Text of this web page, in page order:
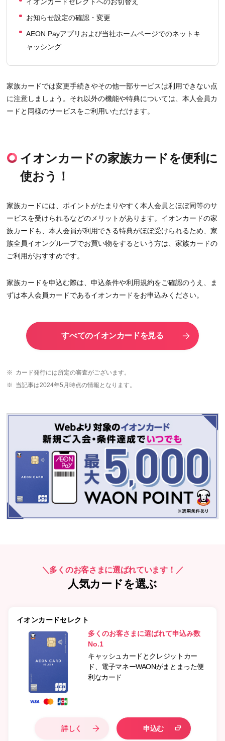
イオンカードセレクトへのお切替え
お知らせ設定の確認・変更
AEON Payアプリおよび当社ホームページでのネットキ
ャッシング
家族カードでは変更手続きやその他一部サービスは利用できない点
に注意しましょう。それ以外の機能や特典については、本人会員カ
ードと同様のサービスをご利用いただけます。
イオンカードの家族カードを便利に
使おう！
家族カードには、ポイントがたまりやすく本人会員とほぼ同等のサ
ービスを受けられるなどのメリットがあります。イオンカードの家
族カードも、本人会員が利用できる特典がほぼ受けられるため、家
族全員イオングループでお買い物をするという方は、家族カードの
ご利用がおすすめです。
家族カードを申込む際は、申込条件や利用規約をご確認のうえ、ま
ずは本人会員カードであるイオンカードをお申込みください。
すべてのイオンカードを見る
※ カード発行には所定の審査がございます。
※ 当記事は2024年5月時点の情報となります。
＼多くのお客さまに選ばれています！／
人気カードを選ぶ
イオンカードセレクト
多くのお客さまに選ばれて申込み数
No.1
キャッシュカードとクレジットカー
ド、電子マネーWAONがまとまった便
利なカード
詳しく 申込む